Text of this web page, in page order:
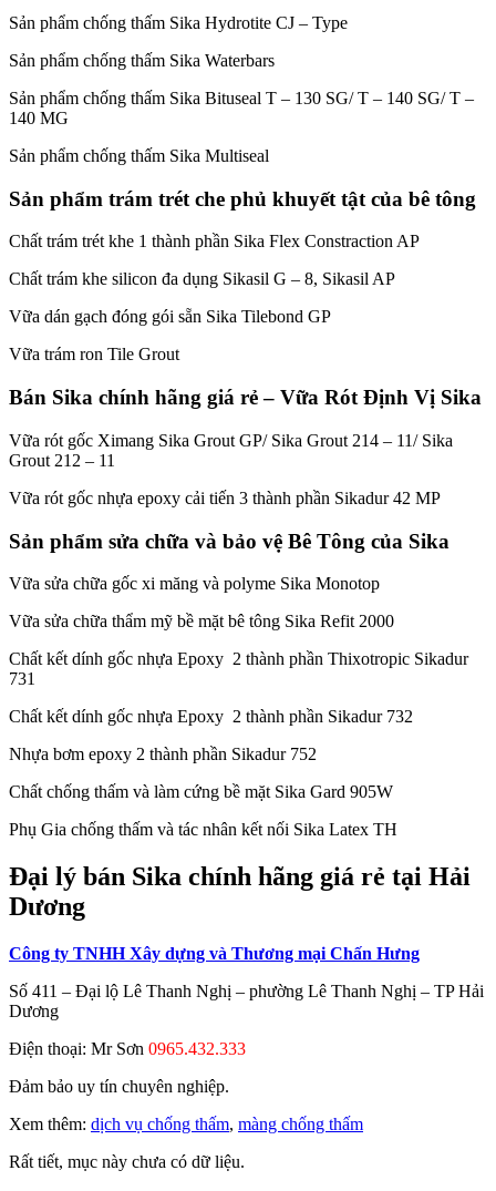
Sản phẩm chống thấm Sika Hydrotite CJ – Type
Sản phẩm chống thấm Sika Waterbars
Sản phẩm chống thấm Sika Bituseal T – 130 SG/ T – 140 SG/ T –
140 MG
Sản phẩm chống thấm Sika Multiseal
Sản phẩm trám trét che phủ khuyết tật của bê tông
Chất trám trét khe 1 thành phần Sika Flex Constraction AP
Chất trám khe silicon đa dụng Sikasil G – 8, Sikasil AP
Vữa dán gạch đóng gói sẵn Sika Tilebond GP
Vữa trám ron Tile Grout
Bán Sika chính hãng giá rẻ – Vữa Rót Định Vị Sika
Vữa rót gốc Ximang Sika Grout GP/ Sika Grout 214 – 11/ Sika
Grout 212 – 11
Vữa rót gốc nhựa epoxy cải tiến 3 thành phần Sikadur 42 MP
Sản phẩm sửa chữa và bảo vệ Bê Tông của Sika
Vữa sửa chữa gốc xi măng và polyme Sika Monotop
Vữa sửa chữa thẩm mỹ bề mặt bê tông Sika Refit 2000
Chất kết dính gốc nhựa Epoxy 2 thành phần Thixotropic Sikadur
731
Chất kết dính gốc nhựa Epoxy 2 thành phần Sikadur 732
Nhựa bơm epoxy 2 thành phần Sikadur 752
Chất chống thấm và làm cứng bề mặt Sika Gard 905W
Phụ Gia chống thấm và tác nhân kết nối Sika Latex TH
Đại lý bán Sika chính hãng giá rẻ tại Hải
Dương
Công ty TNHH Xây dựng và Thương mại Chấn Hưng
Số 411 – Đại lộ Lê Thanh Nghị – phường Lê Thanh Nghị – TP Hải
Dương
Điện thoại: Mr Sơn 0965.432.333
Đảm bảo uy tín chuyên nghiệp.
Xem thêm: dịch vụ chống thấm, màng chống thấm
Rất tiết, mục này chưa có dữ liệu.